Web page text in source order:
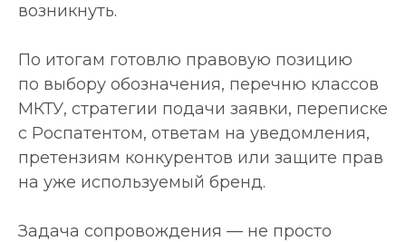
возникнуть.
По итогам готовлю правовую позицию
по выбору обозначения, перечню классов
МКТУ, стратегии подачи заявки, переписке
с Роспатентом, ответам на уведомления,
претензиям конкурентов или защите прав
на уже используемый бренд.
Задача сопровождения — не просто